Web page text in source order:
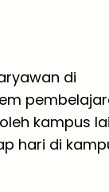
di
kampus
hari di